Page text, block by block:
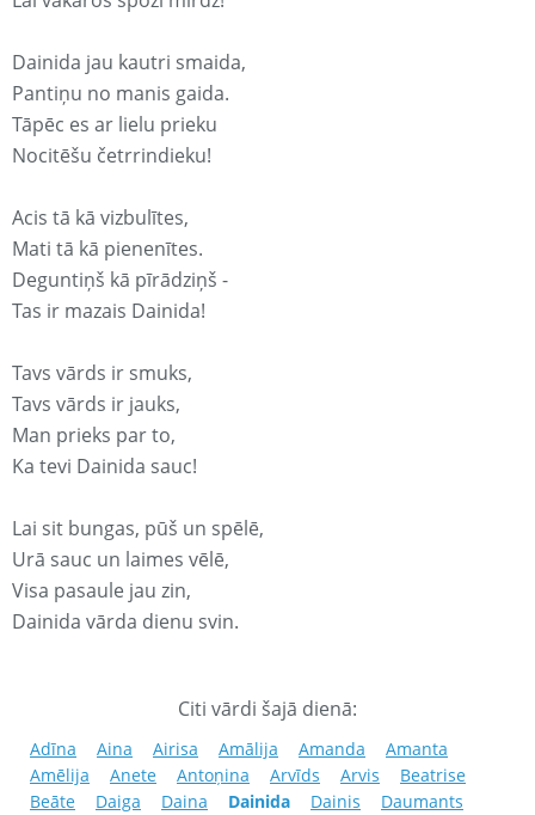
Dainida jau kautri smaida,
Pantiņu no manis gaida.
Tāpēc es ar lielu prieku
Nocitēšu četrrindieku!
Acis tā kā vizbulītes,
Mati tā kā pienenītes.
Deguntiņš kā pīrādziņš -
Tas ir mazais Dainida!
Tavs vārds ir smuks,
Tavs vārds ir jauks,
Man prieks par to,
Ka tevi Dainida sauc!
Lai sit bungas, pūš un spēlē,
Urā sauc un laimes vēlē,
Visa pasaule jau zin,
Dainida vārda dienu svin.
Citi vārdi šajā dienā:
Adīna Aina Airisa Amālija Amanda
Amanta
Amēlija
Anete Antoņina Arvīds Arvis
Beatrise
Beāte
Daiga Daina Dainida Dainis
Daumants